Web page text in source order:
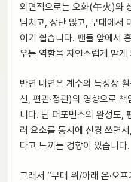
외면적으로는 오화(午火)와
넘치고, 장난 많고, 무대에서
이기 쉽습니다. 팬들 앞에서
우는 역할을 자연스럽게 맡게
반면 내면은 계수의 특성상
신, 편관·정관)의 영향으로
니다. 팀 퍼포먼스의 완성도,
러 요소를 동시에 신경 쓰면
다고 느끼는 경향이 있습니다.
그래서 “무대 위/아래 온·오